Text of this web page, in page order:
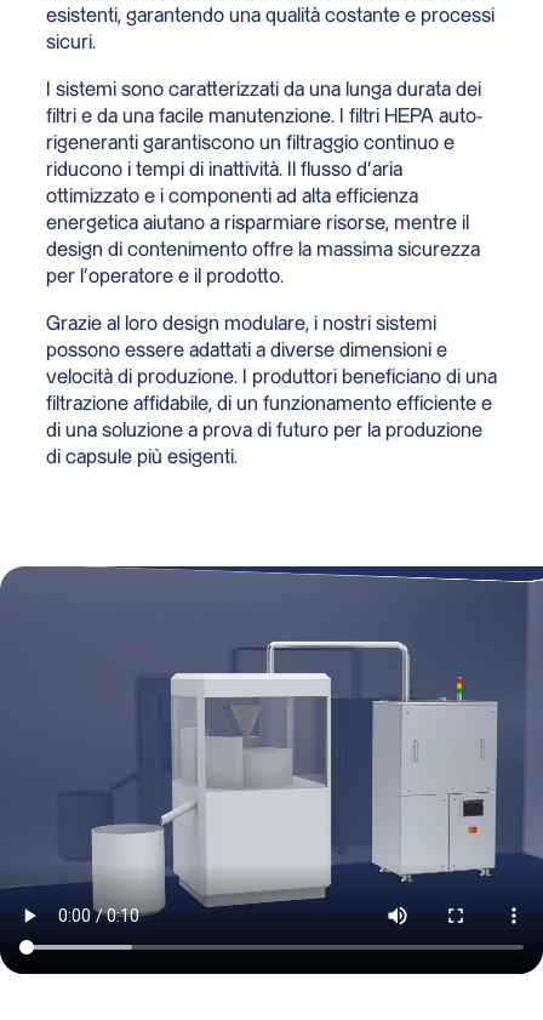
esistenti, garantendo una qualità costante e processi
sicuri.
I sistemi sono caratterizzati da una lunga durata dei
filtri e da una facile manutenzione. I filtri HEPA auto-
rigeneranti garantiscono un filtraggio continuo e
riducono i tempi di inattività. Il flusso d’aria
ottimizzato e i componenti ad alta efficienza
energetica aiutano a risparmiare risorse, mentre il
design di contenimento offre la massima sicurezza
per l’operatore e il prodotto.
Grazie al loro design modulare, i nostri sistemi
possono essere adattati a diverse dimensioni e
velocità di produzione. I produttori beneficiano di una
filtrazione affidabile, di un funzionamento efficiente e
di una soluzione a prova di futuro per la produzione
di capsule più esigenti.